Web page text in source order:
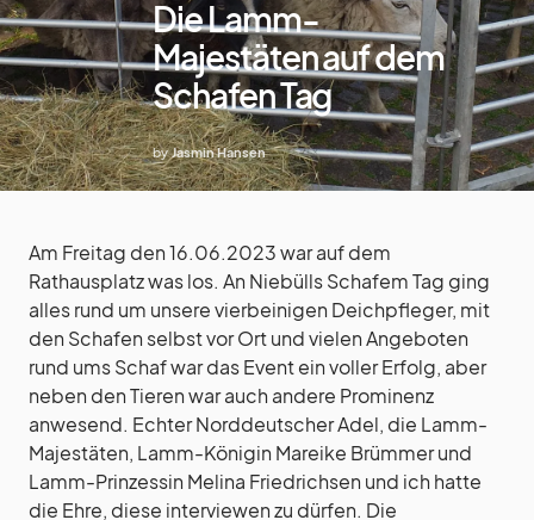
Die Lamm-
Majestäten auf dem
Schafen Tag
by Jasmin Hansen
Am Freitag den 16.06.2023 war auf dem
Rathausplatz was los. An Niebülls Schafem Tag ging
alles rund um unsere vierbeinigen Deichpfleger, mit
den Schafen selbst vor Ort und vielen Angeboten
rund ums Schaf war das Event ein voller Erfolg, aber
neben den Tieren war auch andere Prominenz
anwesend. Echter Norddeutscher Adel, die Lamm-
Majestäten, Lamm-Königin Mareike Brümmer und
Lamm-Prinzessin Melina Friedrichsen und ich hatte
die Ehre, diese interviewen zu dürfen. Die